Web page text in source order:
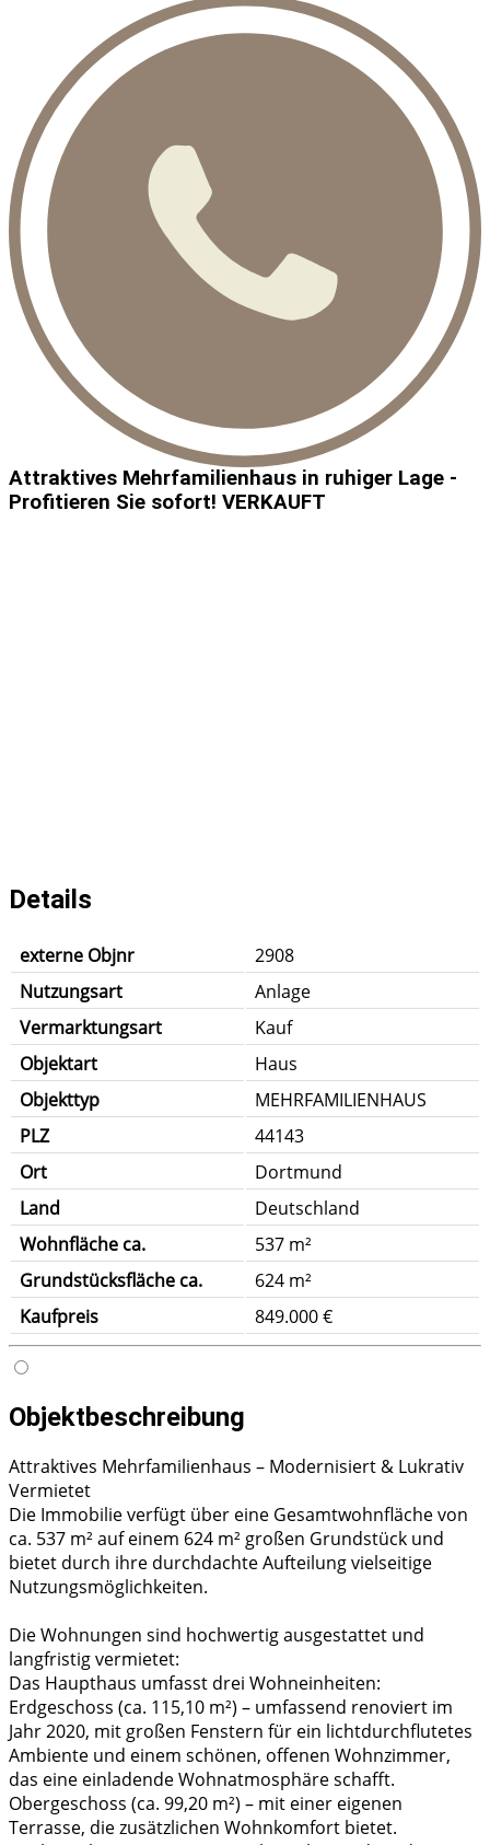
Attraktives Mehrfamilienhaus in ruhiger Lage -
Profitieren Sie sofort! VERKAUFT
Details
externe Objnr
2908
Nutzungsart
Anlage
Vermarktungsart
Kauf
Objektart
Haus
Objekttyp
MEHRFAMILIENHAUS
PLZ
44143
Ort
Dortmund
Land
Deutschland
Wohnfläche ca.
537 m²
Grundstücksfläche ca.
624 m²
Kaufpreis
849.000 €
Objektbeschreibung
Attraktives Mehrfamilienhaus – Modernisiert & Lukrativ
Vermietet
Die Immobilie verfügt über eine Gesamtwohnfläche von
ca. 537 m² auf einem 624 m² großen Grundstück und
bietet durch ihre durchdachte Aufteilung vielseitige
Nutzungsmöglichkeiten.
Die Wohnungen sind hochwertig ausgestattet und
langfristig vermietet:
Das Haupthaus umfasst drei Wohneinheiten:
Erdgeschoss (ca. 115,10 m²) – umfassend renoviert im
Jahr 2020, mit großen Fenstern für ein lichtdurchflutetes
Ambiente und einem schönen, offenen Wohnzimmer,
das eine einladende Wohnatmosphäre schafft.
Obergeschoss (ca. 99,20 m²) – mit einer eigenen
Terrasse, die zusätzlichen Wohnkomfort bietet.